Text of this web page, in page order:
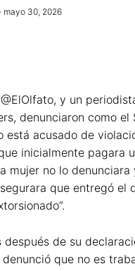
mayo 30, 2026
y un
denunciaron como el
está acusado de
inicialmente pagara
mujer no lo denunciara
que entregó el
después de su
denunció que no es